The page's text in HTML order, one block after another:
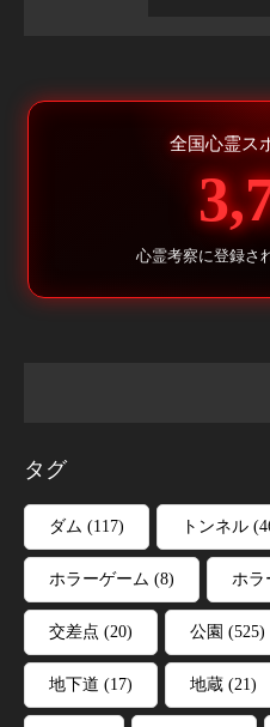
全国心霊ス
心霊考察に登録さ
タグ
ダム (117) トンネル
ホラーゲーム (8) ホラ
交差点 (20) 公園 (525)
地下道 (17) 地蔵 (21)